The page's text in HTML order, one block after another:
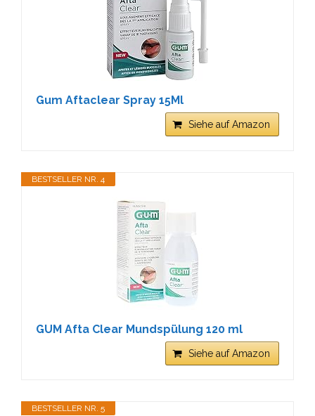
Gum Aftaclear Spray 15Ml
Siehe auf Amazon
BESTSELLER NR. 4
GUM Afta Clear Mundspülung 120 ml
Siehe auf Amazon
BESTSELLER NR. 5